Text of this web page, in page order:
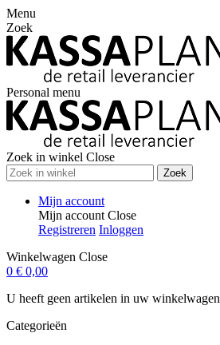
Menu
Zoek
Personal menu
Zoek in winkel Close
Zoek
Mijn account
Mijn account Close
Registreren Inloggen
Winkelwagen Close
0 € 0,00
U heeft geen artikelen in uw winkelwagen
Categorieën